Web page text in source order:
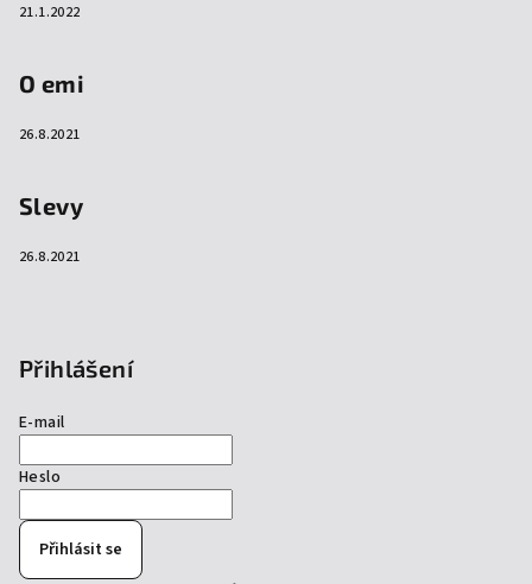
21.1.2022
O emi
26.8.2021
Slevy
26.8.2021
Přihlášení
E-mail
Heslo
Přihlásit se